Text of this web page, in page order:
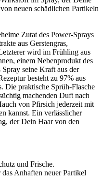
neuen schädlichen Partikeln
Zutat des Power-Sprays
aus Gerstengras,
wird im Frühling aus
einem Nebenprodukt des
seine Kraft aus der
besteht zu 97% aus
Die praktische Sprüh-Flasche
machenden Duft nach
von Pfirsich jederzeit mit
kannst. Ein verlässlicher
der Dein Haar von den
und Frische.
Anhaften neuer Partikel